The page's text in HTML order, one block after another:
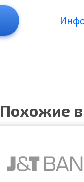
Похожие